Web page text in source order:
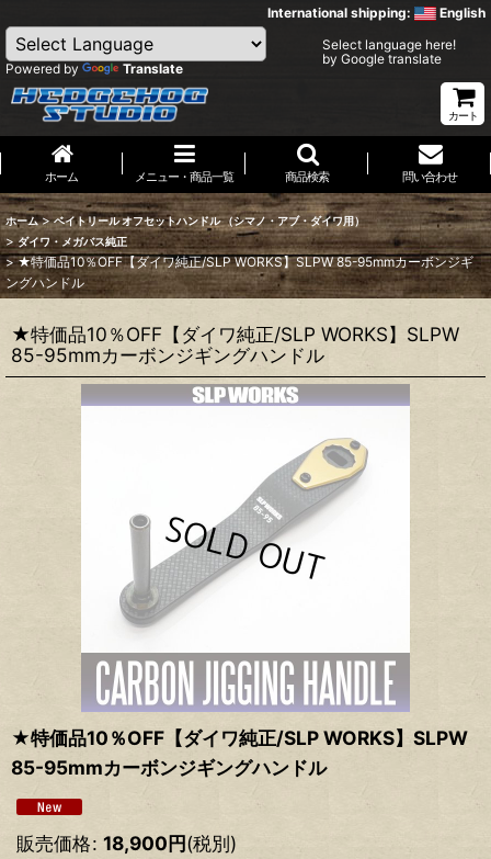
International shipping: English
Powered by Translate
Select language here!
by Google translate
カート
ホーム メニュー・商品一覧 商品検索 問い合わせ
ホーム > ベイトリール オフセットハンドル （シマノ・アブ・ダイワ用）
> ダイワ・メガバス純正
> ★特価品10％OFF【ダイワ純正/SLP WORKS】SLPW 85-95mmカーボンジギ
ングハンドル
★特価品10％OFF【ダイワ純正/SLP WORKS】SLPW
85-95mmカーボンジギングハンドル
★特価品10％OFF【ダイワ純正/SLP WORKS】SLPW
85-95mmカーボンジギングハンドル
販売価格: 18,900円(税別)